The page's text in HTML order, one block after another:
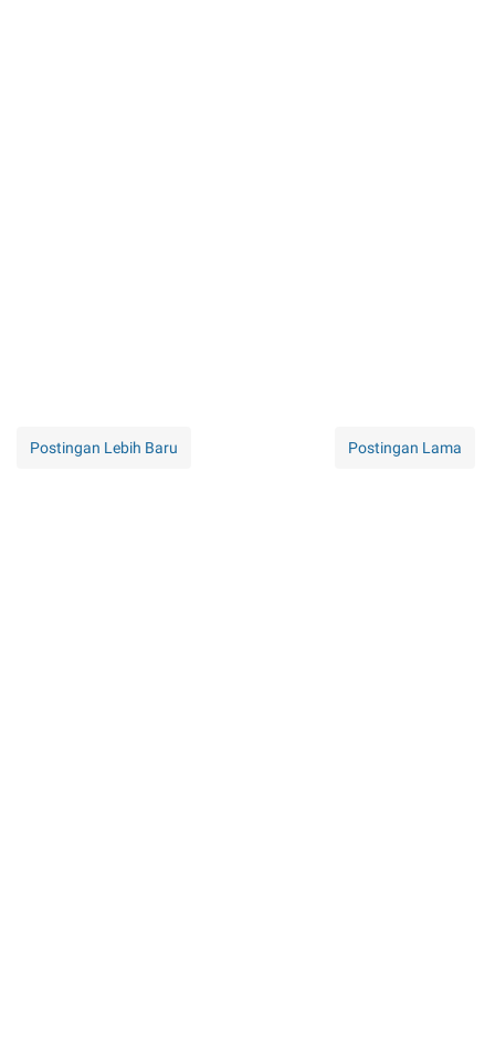
Postingan Lebih Baru Postingan Lama